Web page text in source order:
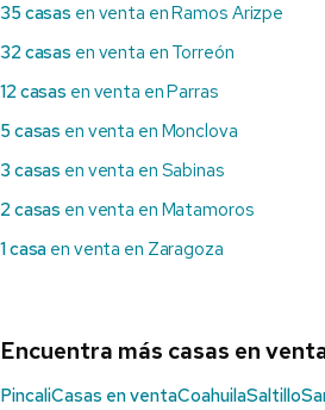
35 casas en venta en Ramos Arizpe
32 casas en venta en Torreón
12 casas en venta en Parras
5 casas en venta en Monclova
3 casas en venta en Sabinas
2 casas en venta en Matamoros
1 casa en venta en Zaragoza
Encuentra más casas en
PincaliCasas en ventaCoahuilaSaltillo